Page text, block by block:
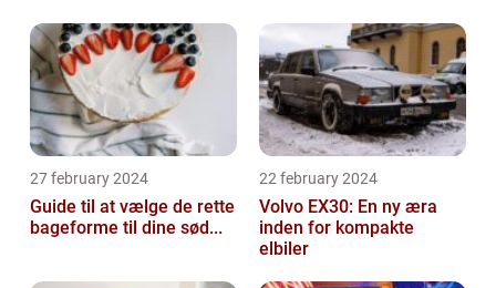
27 february 2024
Guide til at vælge de rette
bageforme til dine sød...
22 february 2024
Volvo EX30: En ny æra
inden for kompakte
elbiler